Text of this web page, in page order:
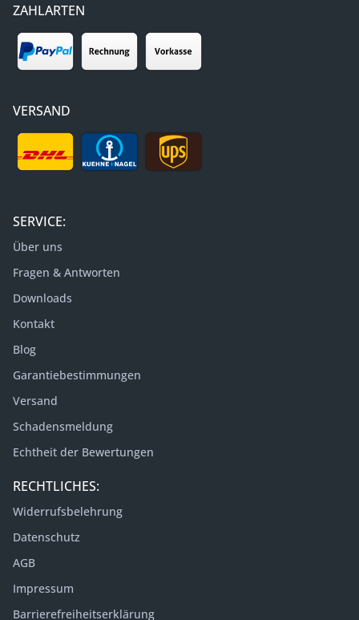
ZAHLARTEN
VERSAND
SERVICE:
Über uns
Fragen & Antworten
Downloads
Kontakt
Blog
Garantiebestimmungen
Versand
Schadensmeldung
Echtheit der Bewertungen
RECHTLICHES:
Widerrufsbelehrung
Datenschutz
AGB
Impressum
Barrierefreiheitserklärung